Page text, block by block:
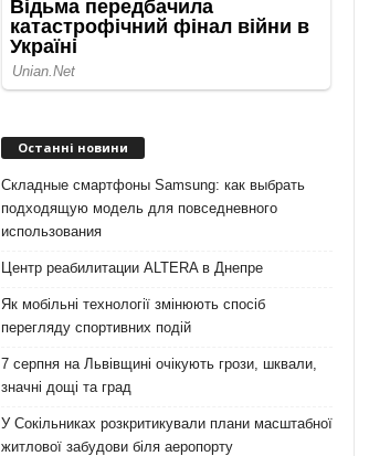
Останні новини
Складные смартфоны Samsung: как выбрать
подходящую модель для повседневного
использования
Центр реабилитации ALTERA в Днепре
Як мобільні технології змінюють спосіб
перегляду спортивних подій
7 серпня на Львівщині очікують грози, шквали,
значні дощі та град
У Сокільниках розкритикували плани масштабної
житлової забудови біля аеропорту